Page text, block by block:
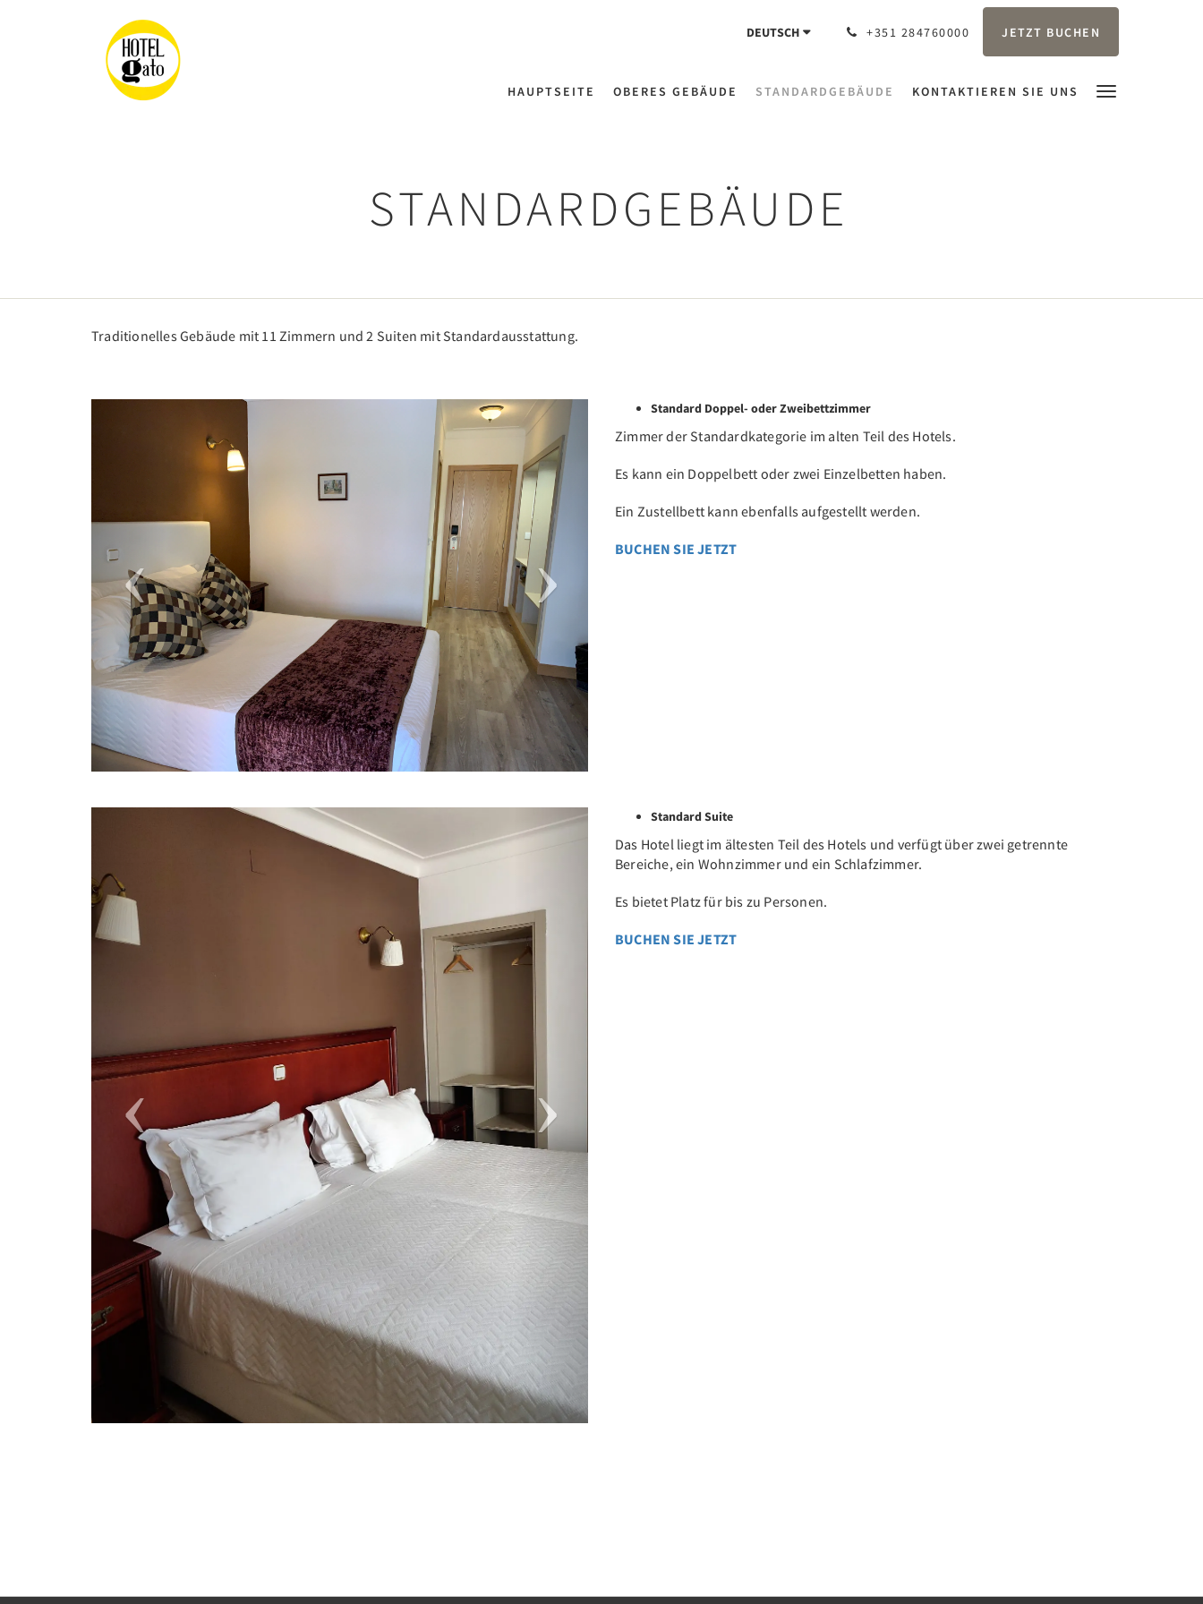
DEUTSCH +351 284760000 JETZT BUCHEN
HAUPTSEITE OBERES GEBÄUDE STANDARDGEBÄUDE KONTAKTIEREN SIE UNS
STANDARDGEBÄUDE
Traditionelles Gebäude mit 11 Zimmern und 2 Suiten mit Standardausstattung.
Next Standard Doppel- oder Zweibettzimmer
Zimmer der Standardkategorie im alten Teil des Hotels.
Es kann ein Doppelbett oder zwei Einzelbetten haben.
Ein Zustellbett kann ebenfalls aufgestellt werden.
BUCHEN SIE JETZT
Next Standard Suite
Das Hotel liegt im ältesten Teil des Hotels und verfügt über zwei getrennte
Bereiche, ein Wohnzimmer und ein Schlafzimmer.
Es bietet Platz für bis zu Personen.
BUCHEN SIE JETZT